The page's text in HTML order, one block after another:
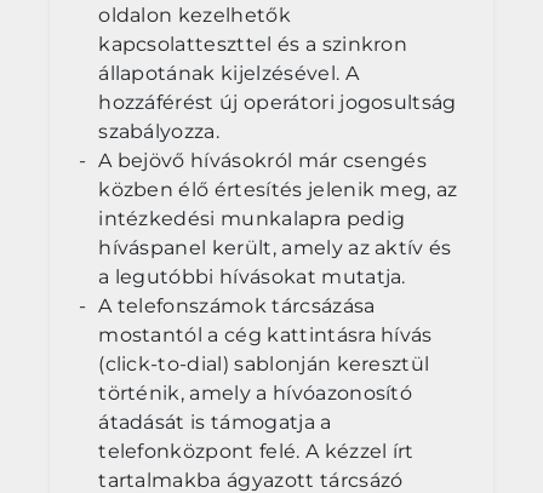
oldalon kezelhetők
kapcsolatteszttel és a szinkron
állapotának kijelzésével. A
hozzáférést új operátori jogosultság
szabályozza.
A bejövő hívásokról már csengés
közben élő értesítés jelenik meg, az
intézkedési munkalapra pedig
híváspanel került, amely az aktív és
a legutóbbi hívásokat mutatja.
A telefonszámok tárcsázása
mostantól a cég kattintásra hívás
(click-to-dial) sablonján keresztül
történik, amely a hívóazonosító
átadását is támogatja a
telefonközpont felé. A kézzel írt
tartalmakba ágyazott tárcsázó